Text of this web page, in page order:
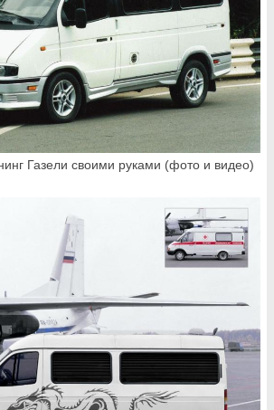
Газели своими руками (фото и видео)